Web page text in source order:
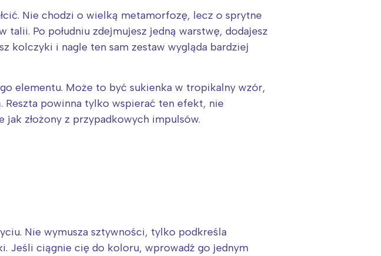
Nie chodzi o wielką metamorfozę, lecz o sprytne
talii. Po południu zdejmujesz jedną warstwę, dodajesz
kolczyki i nagle ten sam zestaw wygląda bardziej
elementu. Może to być sukienka w tropikalny wzór,
Reszta powinna tylko wspierać ten efekt, nie
jak złożony z przypadkowych impulsów.
Nie wymusza sztywności, tylko podkreśla
Jeśli ciągnie cię do koloru, wprowadź go jednym